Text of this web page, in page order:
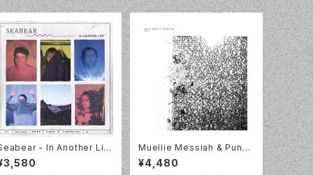
- In Another Lif
[LP] Morr Music MM17
Muellie Messiah & Punk
Not Punk / Exq I / LP / Fai
tiche / fait-30LP
¥4,480